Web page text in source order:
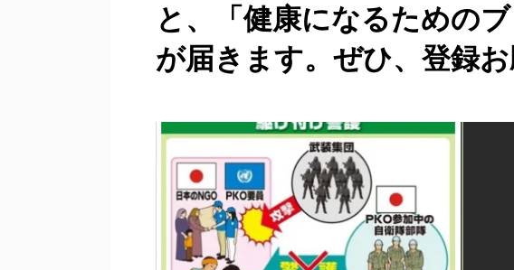
と、「健康になるための
が届きます。ぜひ、登録お